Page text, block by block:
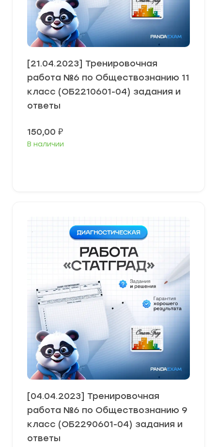
[21.04.2023] Тренировочная
работа №6 по Обществознанию 11
класс (ОБ2210601-04) задания и
ответы
150,00 ₽
В наличии
[04.04.2023] Тренировочная
работа №6 по Обществознанию 9
класс (ОБ2290601-04) задания и
ответы